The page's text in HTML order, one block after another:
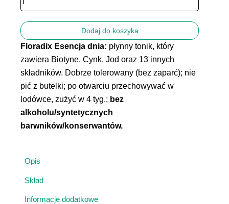
Floradix
Dnia
250ml
-
suplement
Dodaj do koszyka
Floradix Esencja dnia: płynny tonik, który
zawiera Biotyne, Cynk, Jod oraz 13 innych
składników. Dobrze tolerowany (bez zaparć); nie
pić z butelki; po otwarciu przechowywać w
lodówce, zużyć w 4 tyg.; bez
alkoholu/syntetycznych
barwników/konserwantów.
Opis
Skład
Informacje dodatkowe